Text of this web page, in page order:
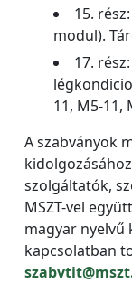
15.
modul).
17.
11, M5-11,
A szabványok
szolgáltatók,
MSZT-vel
magyar nyelvű
kapcsolatban